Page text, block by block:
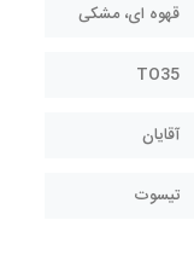
قهوه ای، مشکی
TO35
آقایان
تیسوت